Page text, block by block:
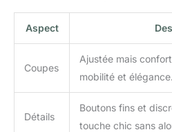
Aspect
Coupes
Ajustée mais
mobilité et élégance.
Détails
Boutons fins et
touche chic sans